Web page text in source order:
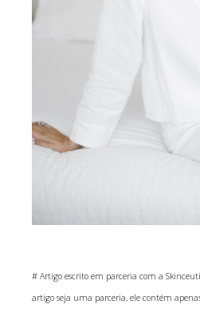
# Artigo escrito em parceria com a
artigo seja uma parceria, ele contém